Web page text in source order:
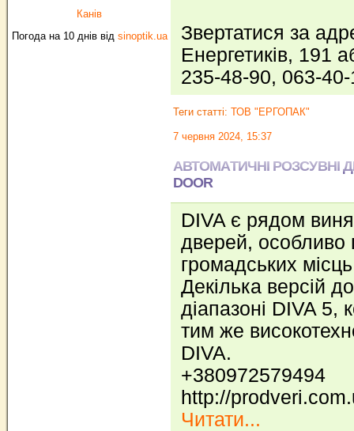
Канів
Погода на 10 днів від sinoptik.ua
Звертатися за
Енергетиків, 191
235-48-90, 063-
Теги статті: ТОВ "ЕРГОПАК"
7 червня 2024, 15:37
АВТОМАТИЧНІ РОЗСУВНІ
DOOR
DIVA є рядом
дверей, особливо
громадських
Декілька версій
діапазоні DIVA 5,
тим же
DIVA.
+380972579494
http://
Читати...